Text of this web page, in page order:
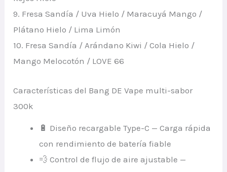
9. Fresa Sandía / Uva Hielo / Maracuyá Mango /
Plátano Hielo / Lima Limón
10. Fresa Sandía / Arándano Kiwi / Cola Hielo /
Mango Melocotón / LOVE 66
Características del Bang DE Vape multi-sabor
300k
🔋 Diseño recargable Type-C — Carga rápida
con rendimiento de batería fiable
💨 Control de flujo de aire ajustable —